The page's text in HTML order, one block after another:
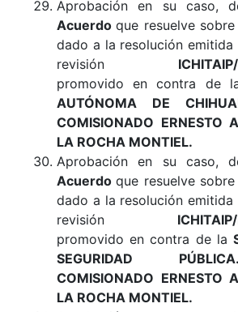
Aprobación en su caso,
Acuerdoque resuelve
dado a la resolución emitida
revisión ICHITAIP/
promovido en contra de
AUTÓNOMA DE
COMISIONADO ERNESTO
LA ROCHA MONTIEL.
Aprobación en su caso,
Acuerdoque resuelve
dado a la resolución emitida
revisión ICHITAIP/
promovido en contra de la
SEGURIDAD PÚBLICA
COMISIONADO ERNESTO
LA ROCHA MONTIEL.